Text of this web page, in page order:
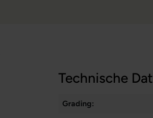
Technische
Grading: